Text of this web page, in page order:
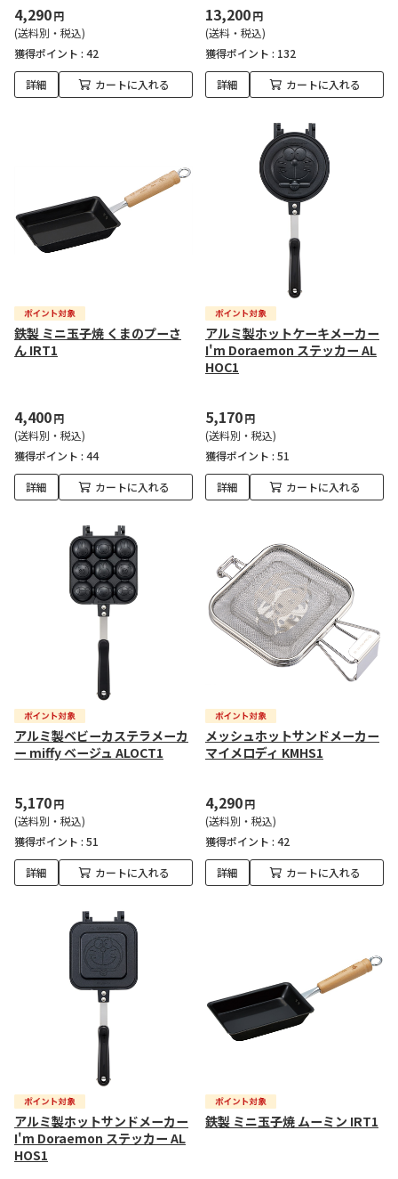
4,290円
(送料別・税込)
獲得ポイント : 42
詳細 カートに入れる
13,200円
(送料・税込)
獲得ポイント : 132
詳細 カートに入れる
鉄製 ミニ玉子焼 くまのプーさ
ん IRT1
4,400円
(送料別・税込)
獲得ポイント : 44
詳細 カートに入れる
アルミ製ホットケーキメーカー
I'm Doraemon ステッカー AL
HOC1
5,170円
(送料別・税込)
獲得ポイント : 51
詳細 カートに入れる
アルミ製ベビーカステラメーカ
ー miffy ベージュ ALOCT1
5,170円
(送料別・税込)
獲得ポイント : 51
詳細 カートに入れる
メッシュホットサンドメーカー
マイメロディ KMHS1
4,290円
(送料別・税込)
獲得ポイント : 42
詳細 カートに入れる
アルミ製ホットサンドメーカー
I'm Doraemon ステッカー AL
HOS1
鉄製 ミニ玉子焼 ムーミン IRT1